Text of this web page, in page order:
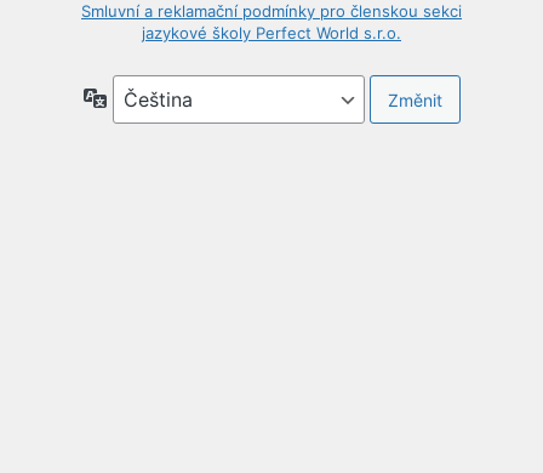
Smluvní a reklamační podmínky pro členskou sekci
jazykové školy Perfect World s.r.o.
Jazyky